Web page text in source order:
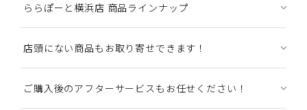
ららぽーと横浜店 商品ラインナップ
店頭にない商品もお取り寄せできます！
ご購入後のアフターサービスもお任せください！